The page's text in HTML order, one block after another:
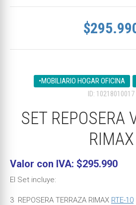
•MOBILIARIO HOGAR OFICINA
ID: 10218010017
SET REPOSERA
RIMAX
Valor con IVA: $295.990
El Set incluye:
3 REPOSERA TERRAZA RIMAX RTE-10